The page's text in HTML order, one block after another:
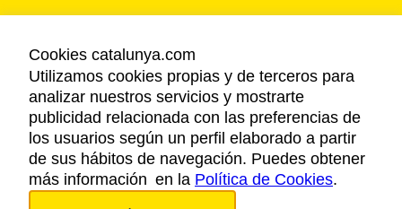
AVISO LEGAL
POLÍTICA DE PRIVACIDAD
COOKIES
ACCESSIBILIDAD
Cookies catalunya.com
Utilizamos cookies propias y de terceros para
analizar nuestros servicios y mostrarte
publicidad relacionada con las preferencias de
los usuarios según un perfil elaborado a partir
de sus hábitos de navegación. Puedes obtener
más información en la Política de Cookies.